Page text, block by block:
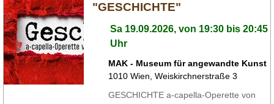
"GESCHICHTE"
Sa 19.09.2026, von 19:30 bis 20:45
Uhr
MAK - Museum für angewandte Kunst
1010 Wien ,Weiskirchnerstraße 3
GESCHICHTE a-capella-Operette von